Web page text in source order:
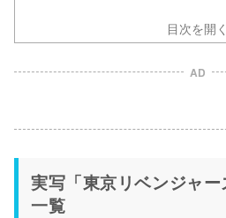
目次を開く
AD
実写「東京リベンジャ
一覧